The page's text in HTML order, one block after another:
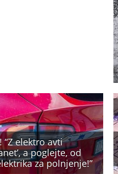
“Z elektro avti
a poglejte, od
za polnjenje!”